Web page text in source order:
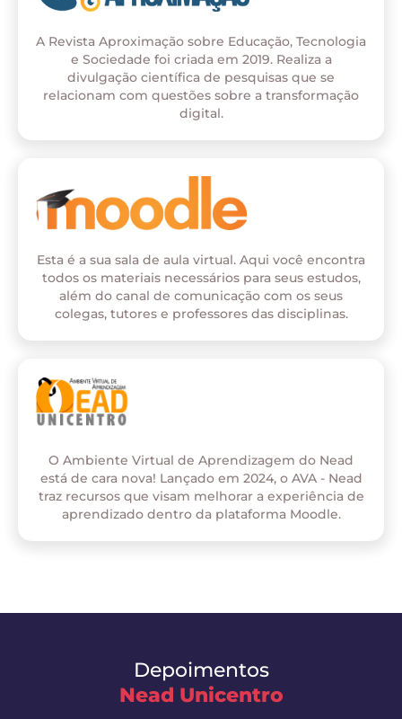
A Revista Aproximação sobre Educação, Tecnologia
e Sociedade foi criada em 2019. Realiza a
divulgação científica de pesquisas que se
relacionam com questões sobre a transformação
digital.
Esta é a sua sala de aula virtual. Aqui você encontra
todos os materiais necessários para seus estudos,
além do canal de comunicação com os seus
colegas, tutores e professores das disciplinas.
O Ambiente Virtual de Aprendizagem do Nead
está de cara nova! Lançado em 2024, o AVA - Nead
traz recursos que visam melhorar a experiência de
aprendizado dentro da plataforma Moodle.
Depoimentos
Nead Unicentro